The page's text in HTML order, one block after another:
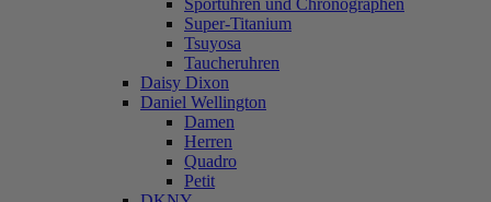
Sportuhren und Chronographen
Super-Titanium
Tsuyosa
Taucheruhren
Daisy Dixon
Daniel Wellington
Damen
Herren
Quadro
Petit